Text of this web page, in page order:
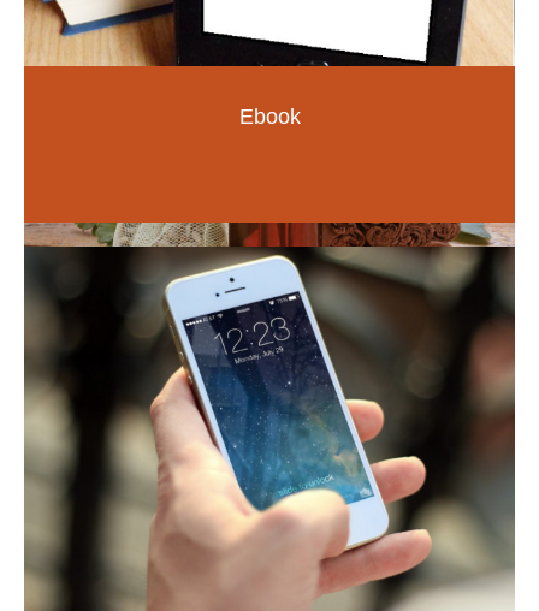
Ebook